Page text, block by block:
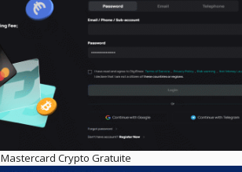
Mastercard Crypto Gratuite